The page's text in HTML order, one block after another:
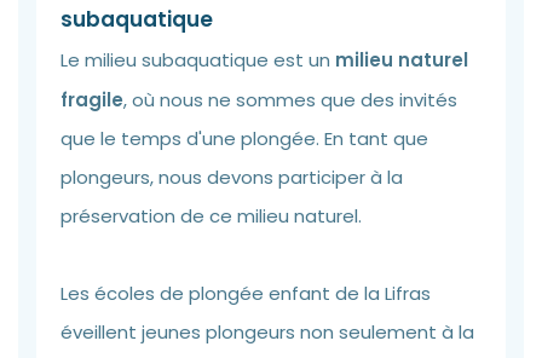
subaquatique
Le milieu subaquatique est un milieu naturel
fragile, où nous ne sommes que des invités
que le temps d'une plongée. En tant que
plongeurs, nous devons participer à la
préservation de ce milieu naturel.
Les écoles de plongée enfant de la Lifras
éveillent jeunes plongeurs non seulement à la